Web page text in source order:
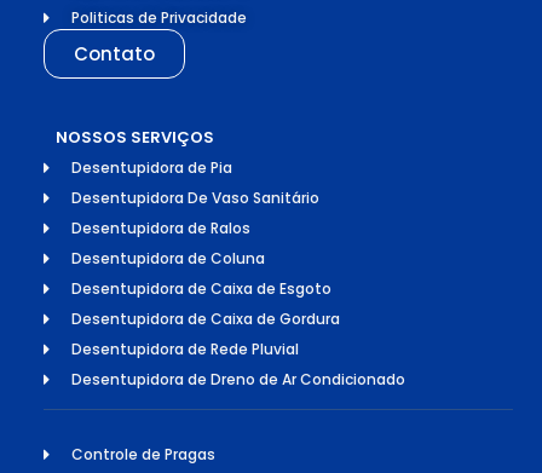
Politicas de Privacidade
Contato
NOSSOS SERVIÇOS
Desentupidora de Pia
Desentupidora De Vaso Sanitário
Desentupidora de Ralos
Desentupidora de Coluna
Desentupidora de Caixa de Esgoto
Desentupidora de Caixa de Gordura
Desentupidora de Rede Pluvial
Desentupidora de Dreno de Ar Condicionado
Controle de Pragas